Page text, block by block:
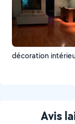
décoration
Avis